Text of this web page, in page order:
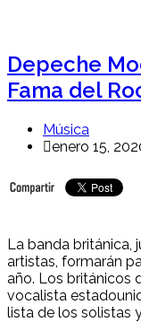
Depeche
Fama del
Música
enero 15,
La banda británica,
artistas, formarán
año. Los británicos
vocalista
lista de los solistas